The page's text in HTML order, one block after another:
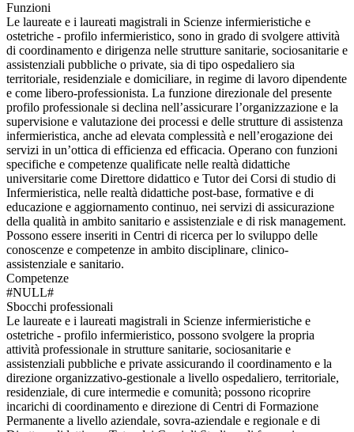
Funzioni
Le laureate e i laureati magistrali in Scienze infermieristiche e
ostetriche - profilo infermieristico, sono in grado di svolgere attività
di coordinamento e dirigenza nelle strutture sanitarie, sociosanitarie e
assistenziali pubbliche o private, sia di tipo ospedaliero sia
territoriale, residenziale e domiciliare, in regime di lavoro dipendente
e come libero-professionista. La funzione direzionale del presente
profilo professionale si declina nell’assicurare l’organizzazione e la
supervisione e valutazione dei processi e delle strutture di assistenza
infermieristica, anche ad elevata complessità e nell’erogazione dei
servizi in un’ottica di efficienza ed efficacia. Operano con funzioni
specifiche e competenze qualificate nelle realtà didattiche
universitarie come Direttore didattico e Tutor dei Corsi di studio di
Infermieristica, nelle realtà didattiche post-base, formative e di
educazione e aggiornamento continuo, nei servizi di assicurazione
della qualità in ambito sanitario e assistenziale e di risk management.
Possono essere inseriti in Centri di ricerca per lo sviluppo delle
conoscenze e competenze in ambito disciplinare, clinico-
assistenziale e sanitario.
Competenze
#NULL#
Sbocchi professionali
Le laureate e i laureati magistrali in Scienze infermieristiche e
ostetriche - profilo infermieristico, possono svolgere la propria
attività professionale in strutture sanitarie, sociosanitarie e
assistenziali pubbliche e private assicurando il coordinamento e la
direzione organizzativo-gestionale a livello ospedaliero, territoriale,
residenziale, di cure intermedie e comunità; possono ricoprire
incarichi di coordinamento e direzione di Centri di Formazione
Permanente a livello aziendale, sovra-aziendale e regionale e di